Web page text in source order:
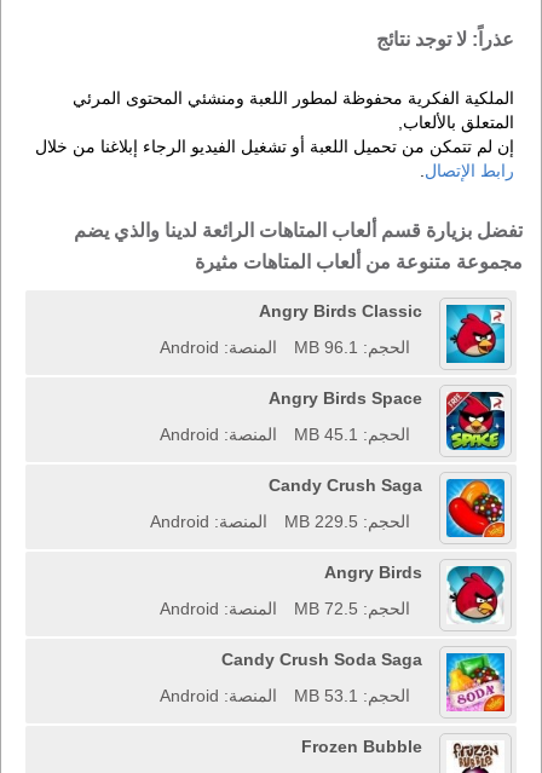
عذراً: لا توجد نتائج
الملكية الفكرية محفوظة لمطور اللعبة ومنشئي المحتوى المرئي
المتعلق بالألعاب,
إن لم تتمكن من تحميل اللعبة أو تشغيل الفيديو الرجاء إبلاغنا من خلال
رابط الإتصال
تفضل بزيارة قسم ألعاب المتاهات الرائعة لدينا والذي يضم
مجموعة متنوعة من ألعاب المتاهات مثيرة
Angry Birds Classic
الحجم: 96.1 MB
المنصة: Android
Angry Birds Space
الحجم: 45.1 MB
المنصة: Android
Candy Crush Saga
الحجم: 229.5 MB
المنصة: Android
Angry Birds
الحجم: 72.5 MB
المنصة: Android
Candy Crush Soda Saga
الحجم: 53.1 MB
المنصة: Android
Frozen Bubble